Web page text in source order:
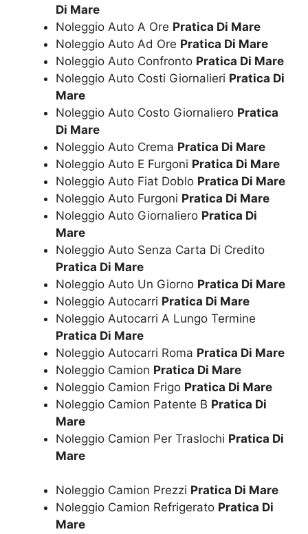
Di Mare
Noleggio Auto A Ore Pratica Di Mare
Noleggio Auto Ad Ore Pratica Di Mare
Noleggio Auto Confronto Pratica Di Mare
Noleggio Auto Costi Giornalieri Pratica Di
Mare
Noleggio Auto Costo Giornaliero Pratica
Di Mare
Noleggio Auto Crema Pratica Di Mare
Noleggio Auto E Furgoni Pratica Di Mare
Noleggio Auto Fiat Doblo Pratica Di Mare
Noleggio Auto Furgoni Pratica Di Mare
Noleggio Auto Giornaliero Pratica Di
Mare
Noleggio Auto Senza Carta Di Credito
Pratica Di Mare
Noleggio Auto Un Giorno Pratica Di Mare
Noleggio Autocarri Pratica Di Mare
Noleggio Autocarri A Lungo Termine
Pratica Di Mare
Noleggio Autocarri Roma Pratica Di Mare
Noleggio Camion Pratica Di Mare
Noleggio Camion Frigo Pratica Di Mare
Noleggio Camion Patente B Pratica Di
Mare
Noleggio Camion Per Traslochi Pratica Di
Mare
Noleggio Camion Prezzi Pratica Di Mare
Noleggio Camion Refrigerato Pratica Di
Mare